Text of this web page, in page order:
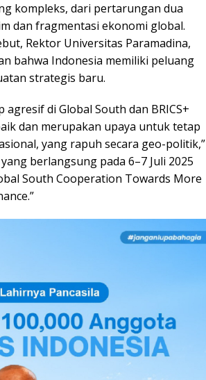
kompleks, dari pertarungan dua
dan fragmentasi ekonomi global.
Rektor Universitas Paramadina,
bahwa Indonesia memiliki peluang
strategis baru.
di Global South dan BRICS+
dan merupakan upaya untuk tetap
yang rapuh secara geo-politik,”
berlangsung pada 6–7 Juli 2025
South Cooperation Towards More